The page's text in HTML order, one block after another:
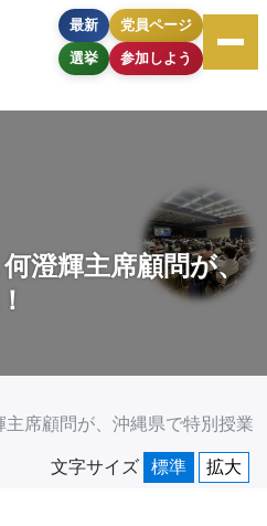
最新
選挙
党員ページ
参加しよう
澄輝主席顧問が、
主席顧問が、沖縄県で特別授業
文字サイズ 標準 拡大